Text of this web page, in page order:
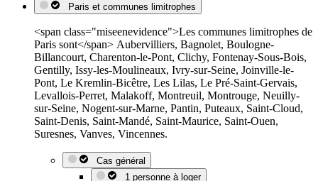
Paris et communes limitrophes
<span class="miseenevidence">Les communes limitrophes de
Paris sont</span> Aubervilliers, Bagnolet, Boulogne-
Billancourt, Charenton-le-Pont, Clichy, Fontenay-Sous-Bois,
Gentilly, Issy-les-Moulineaux, Ivry-sur-Seine, Joinville-le-
Pont, Le Kremlin-Bicêtre, Les Lilas, Le Pré-Saint-Gervais,
Levallois-Perret, Malakoff, Montreuil, Montrouge, Neuilly-
sur-Seine, Nogent-sur-Marne, Pantin, Puteaux, Saint-Cloud,
Saint-Denis, Saint-Mandé, Saint-Maurice, Saint-Ouen,
Suresnes, Vanves, Vincennes.
Cas général
1 personne à loger